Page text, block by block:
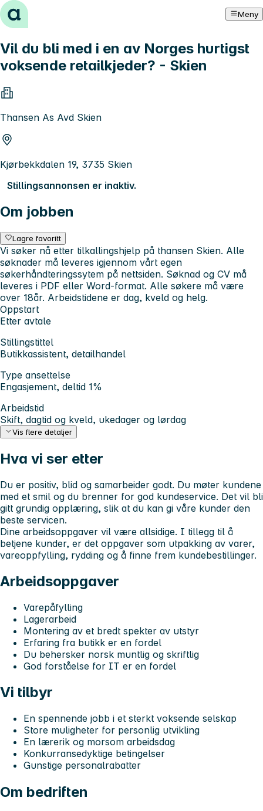
Hopp til innhold Meny
Vil du bli med i en av Norges hurtigst
voksende retailkjeder? - Skien
Thansen As Avd Skien
Kjørbekkdalen 19, 3735 Skien
Stillingsannonsen er inaktiv.
Om jobben
Lagre favoritt
Vi søker nå etter tilkallingshjelp på thansen Skien. Alle
søknader må leveres igjennom vårt egen
søkerhåndteringssytem på nettsiden. Søknad og CV må
leveres i PDF eller Word-format. Alle søkere må være
over 18år. Arbeidstidene er dag, kveld og helg.
Oppstart
Etter avtale
Stillingstittel
Butikkassistent, detailhandel
Type ansettelse
Engasjement, deltid 1%
Arbeidstid
Skift, dagtid og kveld, ukedager og lørdag
Vis flere detaljer
Hva vi ser etter
Du er positiv, blid og samarbeider godt. Du møter kundene
med et smil og du brenner for god kundeservice. Det vil bli
gitt grundig opplæring, slik at du kan gi våre kunder den
beste servicen.
Dine arbeidsoppgaver vil være allsidige. I tillegg til å
betjene kunder, er det oppgaver som utpakking av varer,
vareoppfylling, rydding og å finne frem kundebestillinger.
Arbeidsoppgaver
Varepåfylling
Lagerarbeid
Montering av et bredt spekter av utstyr
Erfaring fra butikk er en fordel
Du behersker norsk muntlig og skriftlig
God forståelse for IT er en fordel
Vi tilbyr
En spennende jobb i et sterkt voksende selskap
Store muligheter for personlig utvikling
En lærerik og morsom arbeidsdag
Konkurransedyktige betingelser
Gunstige personalrabatter
Om bedriften